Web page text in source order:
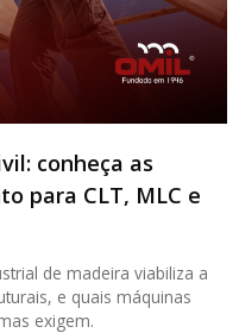
conheça as
para CLT, MLC e
de madeira viabiliza a
e quais máquinas
exigem.